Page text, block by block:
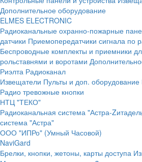
Дополнительное оборудование
ELMES ELECTRONIC
Радиоканальные охранно-пожарные
датчики Приемопередатчики сигнала по
Беспроводные комплекты и приемники
рольставнями и воротами
Риэлта Радиоканал
Извещатели Пульты и доп. оборудование
Радио тревожные кнопки
НТЦ "ТЕКО"
Радиоканальная система "Астра-
система "Астра"
ООО "ИПРо" (Умный Часовой)
NaviGard
Брелки, кнопки, жетоны, карты доступа